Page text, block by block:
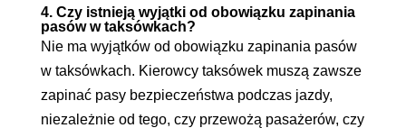
4. Czy istnieją wyjątki od obowiązku zapinania
pasów w taksówkach?
Nie ma wyjątków od obowiązku zapinania pasów
w taksówkach. Kierowcy taksówek muszą zawsze
zapinać pasy bezpieczeństwa podczas jazdy,
niezależnie od tego, czy przewożą pasażerów, czy